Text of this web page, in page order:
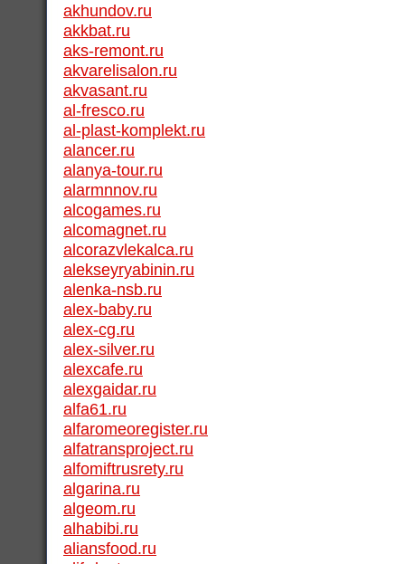
akhundov.ru
akkbat.ru
aks-remont.ru
akvarelisalon.ru
akvasant.ru
al-fresco.ru
al-plast-komplekt.ru
alancer.ru
alanya-tour.ru
alarmnnov.ru
alcogames.ru
alcomagnet.ru
alcorazvlekalca.ru
alekseyryabinin.ru
alenka-nsb.ru
alex-baby.ru
alex-cg.ru
alex-silver.ru
alexcafe.ru
alexgaidar.ru
alfa61.ru
alfaromeoregister.ru
alfatransproject.ru
alfomiftrusrety.ru
algarina.ru
algeom.ru
alhabibi.ru
aliansfood.ru